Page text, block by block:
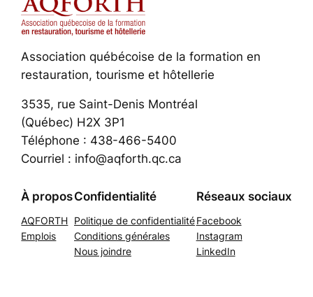
Association québécoise de la formation en
restauration, tourisme et hôtellerie
3535, rue Saint-Denis Montréal
(Québec) H2X 3P1
Téléphone : 438-466-5400
Courriel : info@aqforth.qc.ca
À propos
AQFORTH
Emplois
Confidentialité
Politique de confidentialité
Conditions générales
Nous joindre
Réseaux sociaux
Facebook
Instagram
LinkedIn